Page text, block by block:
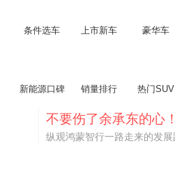
条件选车 上市新车 豪华车
新能源口碑 销量排行 热门SUV